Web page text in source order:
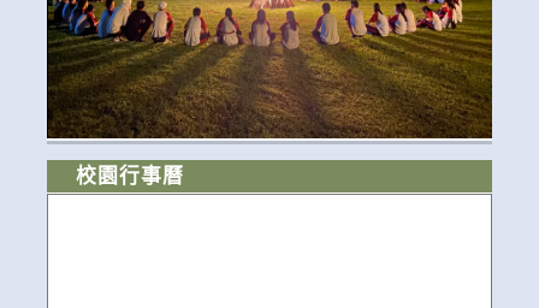
校園行事曆